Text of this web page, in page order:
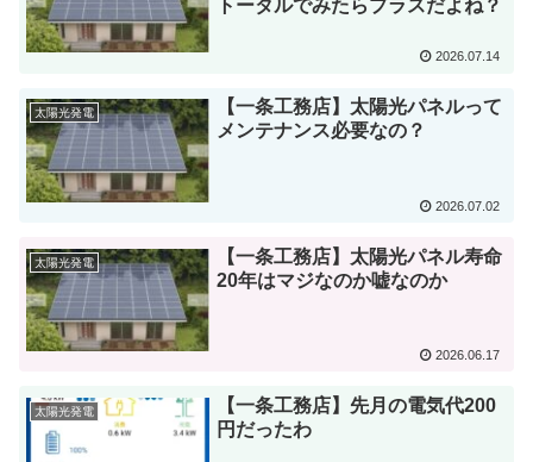
トータルでみたらプラスだよね？
2026.07.14
太陽光発電
【一条工務店】太陽光パネルって
メンテナンス必要なの？
2026.07.02
太陽光発電
【一条工務店】太陽光パネル寿命
20年はマジなのか嘘なのか
2026.06.17
太陽光発電
【一条工務店】先月の電気代200
円だったわ